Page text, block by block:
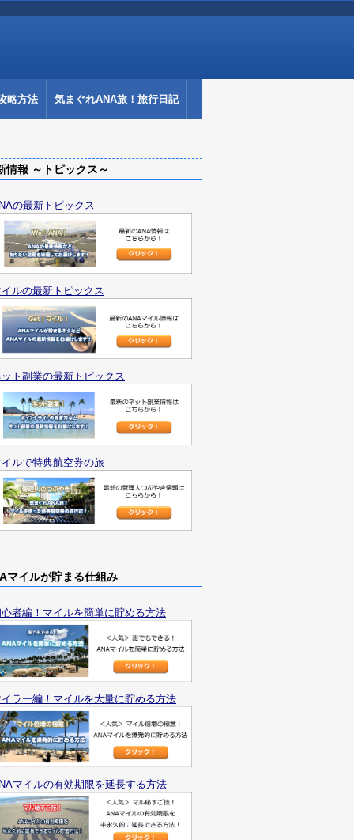
略方法 気まぐれANA旅！旅行日記
報 ～トピックス～
の最新トピックス
ルの最新トピックス
ト副業の最新トピックス
ルで特典航空券の旅
イルが貯まる仕組み
者編！マイルを簡単に貯める方法
ラー編！マイルを大量に貯める方法
マイルの有効期限を延長する方法